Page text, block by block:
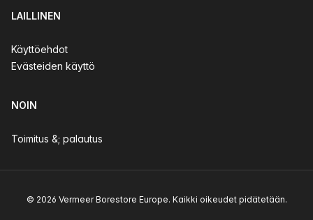
LAILLINEN
Käyttöehdot
Evästeiden käyttö
NOIN
Toimitus &; palautus
© 2026 Vermeer Borestore Europe. Kaikki oikeudet pidätetään.